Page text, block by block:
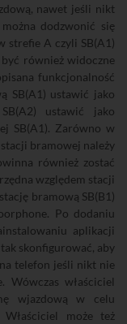
nawet jeśli nikt
dodzwonić się
strefie A czyli SB(A1)
również widoczne
funkcjonalność
SB(A1) ustawić jako
ustawić jako
SB(A1). Zarówno w
bramowej należy
również zostać
względem stacji
bramową SB(B1)
Po dodaniu
aplikacji
skonfigurować, aby
telefon jeśli nikt nie
Wówczas właściciel
wjazdową w celu
może też